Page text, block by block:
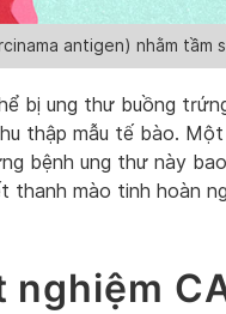
antigen) nhằm
bị ung thư buồng
thập mẫu tế bào.
bệnh ung thư này
thanh mào tinh hoàn